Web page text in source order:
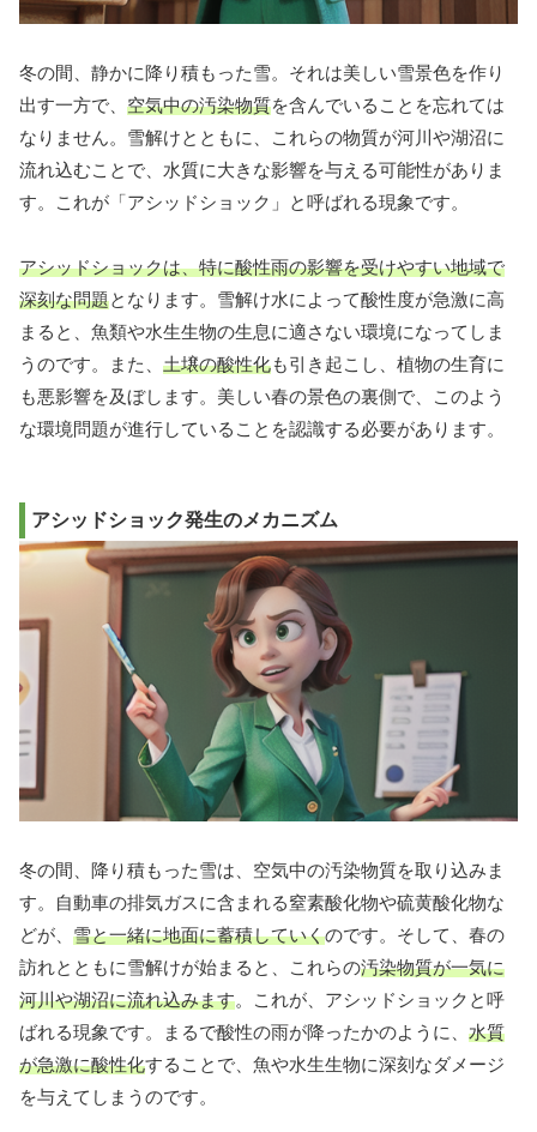
冬の間、静かに降り積もった雪。それは美しい雪景色を作り
出す一方で、 空気中の汚染物質を含んでいることを忘れては
なりません。雪解けとともに、これらの物質が河川や湖沼に
流れ込むことで、水質に大きな影響を与える可能性がありま
す。これが「アシッドショック」と呼ばれる現象です。
アシッドショックは、特に酸性雨の影響を受けやすい地域で
深刻な問題となります。雪解け水によって酸性度が急激に高
まると、魚類や水生生物の生息に適さない環境になってしま
うのです。また、 土壌の酸性化も引き起こし、植物の生育に
も悪影響を及ぼします。美しい春の景色の裏側で、このよう
な環境問題が進行していることを認識する必要があります。
アシッドショック発生のメカニズム
冬の間、降り積もった雪は、空気中の汚染物質を取り込みま
す。自動車の排気ガスに含まれる窒素酸化物や硫黄酸化物な
どが、 雪と一緒に地面に蓄積していくのです。そして、春の
訪れとともに雪解けが始まると、これらの汚染物質が一気に
河川や湖沼に流れ込みます。これが、アシッドショックと呼
ばれる現象です。まるで酸性の雨が降ったかのように、 水質
が急激に酸性化することで、魚や水生生物に深刻なダメージ
を与えてしまうのです。